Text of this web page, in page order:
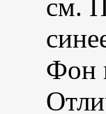
см.
Фон